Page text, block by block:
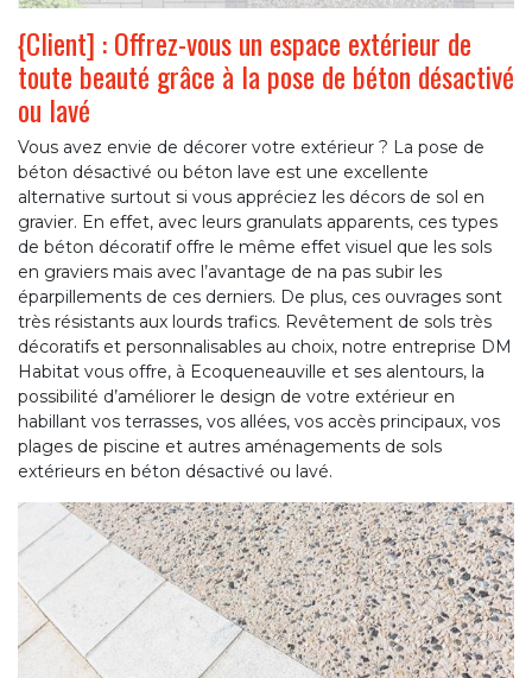
{Client] : Offrez-vous un espace extérieur de
toute beauté grâce à la pose de béton désactivé
ou lavé
Vous avez envie de décorer votre extérieur ? La pose de
béton désactivé ou béton lave est une excellente
alternative surtout si vous appréciez les décors de sol en
gravier. En effet, avec leurs granulats apparents, ces types
de béton décoratif offre le même effet visuel que les sols
en graviers mais avec l’avantage de na pas subir les
éparpillements de ces derniers. De plus, ces ouvrages sont
très résistants aux lourds trafics. Revêtement de sols très
décoratifs et personnalisables au choix, notre entreprise DM
Habitat vous offre, à Ecoqueneauville et ses alentours, la
possibilité d’améliorer le design de votre extérieur en
habillant vos terrasses, vos allées, vos accès principaux, vos
plages de piscine et autres aménagements de sols
extérieurs en béton désactivé ou lavé.